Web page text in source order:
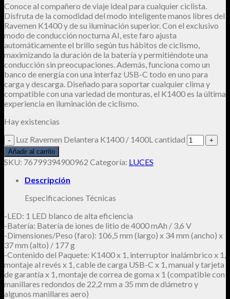
Conoce al compañero de viaje ideal para cualquier ciclista.
Disfruta de la comodidad del modo inteligente manos libres del
Ravemen K1400 y de su iluminación superior. Con el exclusivo
modo de conducción nocturna AI, este faro ajusta
automáticamente el brillo según tus hábitos de ciclismo,
maximizando la duración de la batería y permitiéndote una
conducción sin preocupaciones. Además, funciona como un
banco de energía con una interfaz USB-C todo en uno para
carga y descarga. Diseñado para soportar cualquier clima y
compatible con una variedad de monturas, el K1400 es la última
experiencia en iluminación de ciclismo.
Hay existencias
Luz Ravemen Delantera K1400 / 1400L cantidad
Añadir al carrito
SKU: 76799394900962 Categoría: LUCES
Descripción
Especificaciones Técnicas
-LED: 1 LED blanco de alta eficiencia
-Batería: Batería de iones de litio de 4000 mAh / 3,6 V
-Dimensiones/Peso (faro): 106,5 mm (largo) x 34 mm (ancho) x
37 mm (alto) / 177 g
-Contenido del Paquete: K1400 x 1, interruptor inalámbrico x 1,
montaje al revés x 1, cable de carga USB-C x 1, manual y tarjeta
de garantía x 1, montaje de correa de goma x 1 (compatible con
manillares redondos de 22,2 mm a 35 mm de diámetro y
algunos manillares aero)